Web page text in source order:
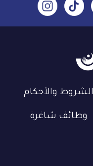
الشروط والأحكام
وظائف شاغرة